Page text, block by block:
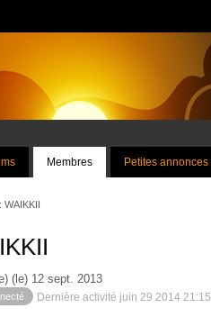
Membres Petites annonces
WAIKKII
(le) 12 sept. 2013
Dernière activité juin 29 2014 21:15